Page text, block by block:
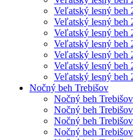
Veľatský lesný beh
Veľatský lesný beh
Veľatský lesný beh
Veľatský lesný beh
Veľatský lesný beh
Veľatský lesný beh
Veľatský lesný beh
Nočný beh Trebišov
Nočný beh
Nočný beh
Nočný beh
Nočný beh